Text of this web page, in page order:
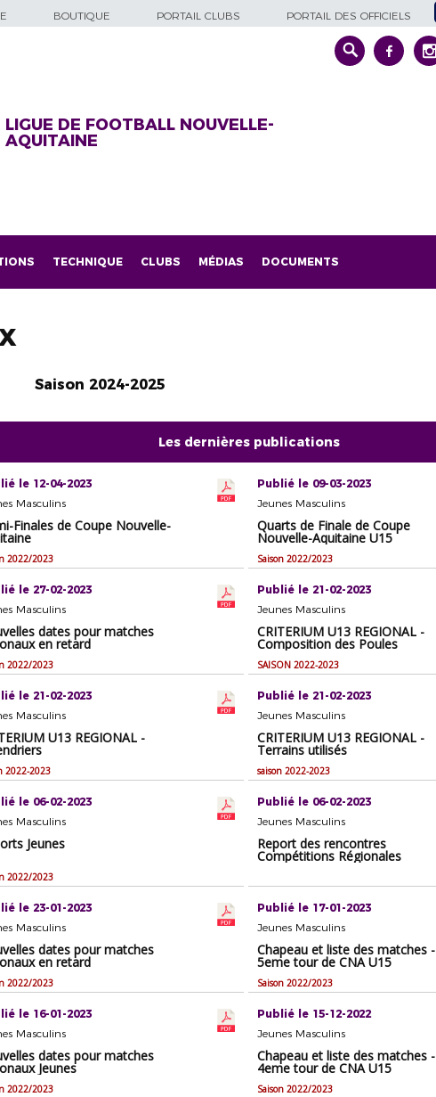
BOUTIQUE PORTAIL CLUBS PORTAIL DES OFFICIELS
LIGUE DE FOOTBALL NOUVELLE-
AQUITAINE
TECHNIQUE CLUBS MÉDIAS DOCUMENTS
Saison 2024-2025
Les dernières publications
le 12-04-2023
Masculins
Finales de Coupe Nouvelle-
2022/2023
Publié le 09-03-2023
Jeunes Masculins
Quarts de Finale de Coupe
Nouvelle-Aquitaine U15
Saison 2022/2023
le 27-02-2023
Masculins
dates pour matches
en retard
2022/2023
Publié le 21-02-2023
Jeunes Masculins
CRITERIUM U13 REGIONAL -
Composition des Poules
SAISON 2022-2023
le 21-02-2023
Masculins
U13 REGIONAL -
2022-2023
Publié le 21-02-2023
Jeunes Masculins
CRITERIUM U13 REGIONAL -
Terrains utilisés
saison 2022-2023
le 06-02-2023
Masculins
Jeunes
2022/2023
Publié le 06-02-2023
Jeunes Masculins
Report des rencontres
Compétitions Régionales
le 23-01-2023
Masculins
dates pour matches
en retard
2022/2023
Publié le 17-01-2023
Jeunes Masculins
Chapeau et liste des matches -
5eme tour de CNA U15
Saison 2022/2023
le 16-01-2023
Masculins
dates pour matches
Jeunes
2022/2023
Publié le 15-12-2022
Jeunes Masculins
Chapeau et liste des matches -
4eme tour de CNA U15
Saison 2022/2023